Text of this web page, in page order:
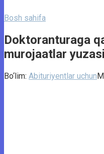
Bosh sahifa
Doktoranturaga
murojaatlar
Bo‘lim: Abituriyentlar uchun